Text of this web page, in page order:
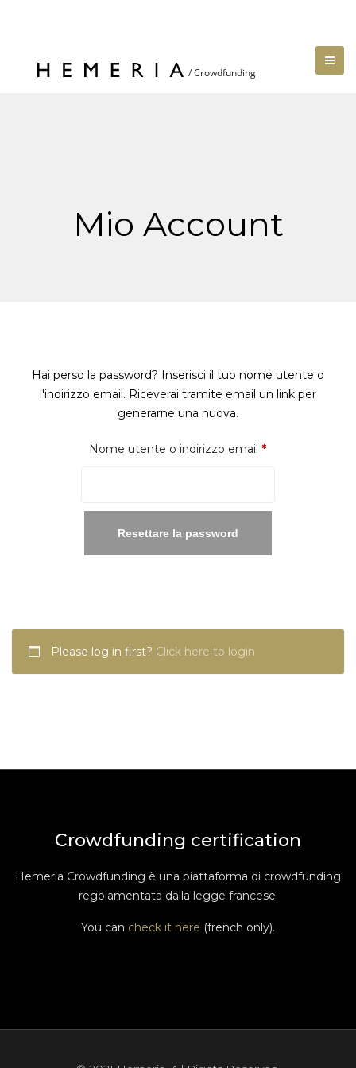
Mio Account
Hai perso la password? Inserisci il tuo nome utente o
l'indirizzo email. Riceverai tramite email un link per
generarne una nuova.
Nome utente o indirizzo email *Richiesto
Resettare la password
Please log in first? Click here to login
Crowdfunding certification
Hemeria Crowdfunding è una piattaforma di crowdfunding
regolamentata dalla legge francese.
You can check it here (french only).